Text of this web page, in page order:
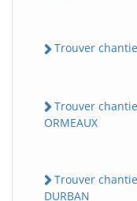
Trouver
Trouver
ORMEAUX
Trouver
DURBAN